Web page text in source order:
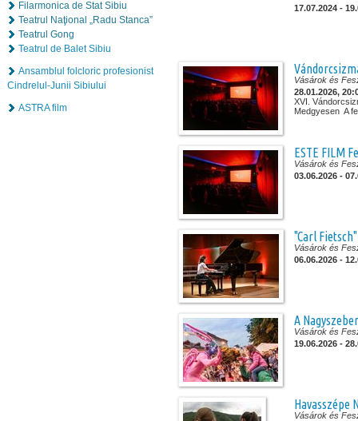
Filarmonica de Stat Sibiu
Teatrul Naţional „Radu Stanca”
Teatrul Gong
Teatrul de Balet Sibiu
Ansamblul folcloric profesionist
Cindrelul-Junii Sibiului
ASTRA film
17.07.2024 -
Vásárok és
28.01.2026,
XVI.
Medgyesen A
ESTE FILM
Vásárok és
03.06.2026 -
"Carl
Vásárok és
06.06.2026 -
A
Vásárok és
19.06.2026 -
Havasszépe
Vásárok és